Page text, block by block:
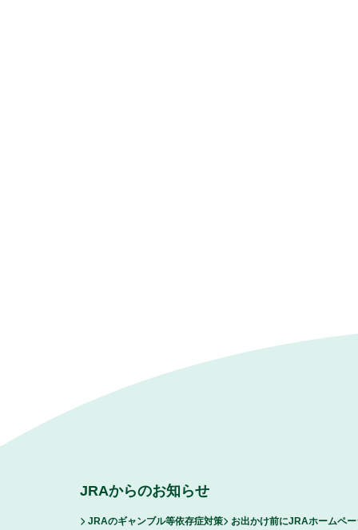
JRAからのお知らせ
JRAのギャンブル等依存症対策
お出かけ前にJRAホームペ